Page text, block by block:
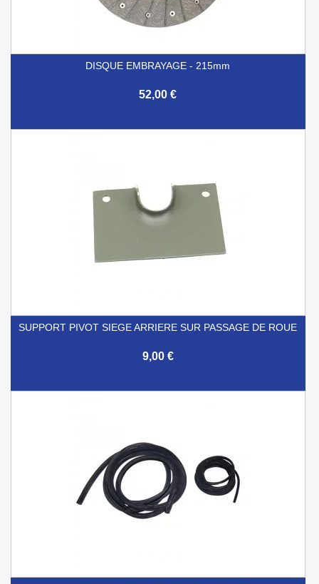
DISQUE EMBRAYAGE - 215mm
52,00 €
SUPPORT PIVOT SIEGE ARRIERE SUR PASSAGE DE ROUE
9,00 €